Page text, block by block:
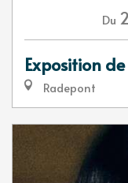
Du
Exposition
Radepont